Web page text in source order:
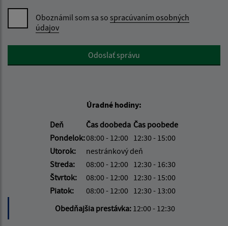
Oboznámil som sa so spracúvaním osobných
údajov
Google reCaptcha ResponseOdoslať správu
Úradné hodiny:
Deň
Čas doobeda Čas poobede
Pondelok:08:00 - 12:00 12:30 - 15:00
Utorok:
nestránkový deň
Streda:
08:00 - 12:00 12:30 - 16:30
Štvrtok:
08:00 - 12:00 12:30 - 15:00
Piatok:
08:00 - 12:00 12:30 - 13:00
Obedňajšia prestávka: 12:00 - 12:30